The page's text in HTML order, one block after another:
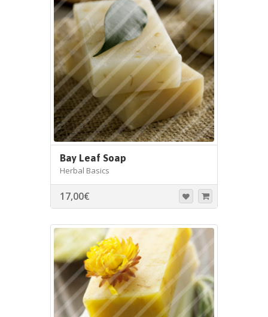
Bay Leaf Soap
Herbal Basics
17,00€